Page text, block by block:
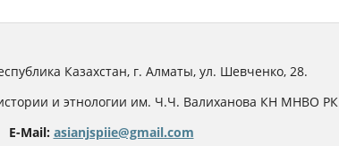
Казахстан, г. Алматы, ул. Шевченко, 28.
и этнологии им. Ч.Ч. Валиханова КН МНВО РК
E-Mail: asianjspiie@gmail.com